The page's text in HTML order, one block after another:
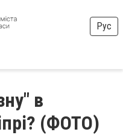
Рус
в
(ФОТО)